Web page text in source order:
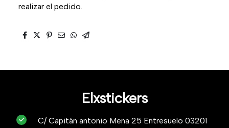
realizar el pedido.
Elxstickers
C/ Capitán antonio Mena 25 Entresuelo 03201